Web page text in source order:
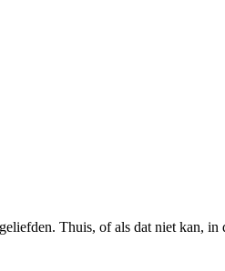
Thuis, of als dat niet kan,